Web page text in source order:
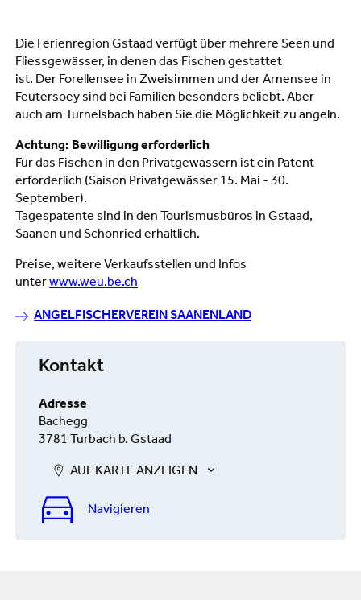
Die Ferienregion Gstaad verfügt über mehrere Seen und
Fliessgewässer, in denen das Fischen gestattet
ist. Der Forellensee in Zweisimmen und der Arnensee in
Feutersoey sind bei Familien besonders beliebt. Aber
auch am Turnelsbach haben Sie die Möglichkeit zu angeln.
Achtung: Bewilligung erforderlich
Für das Fischen in den Privatgewässern ist ein Patent
erforderlich (Saison Privatgewässer 15. Mai - 30.
September).
Tagespatente sind in den Tourismusbüros in Gstaad,
Saanen und Schönried erhältlich.
Preise, weitere Verkaufsstellen und Infos
unterwww.weu.be.ch
ANGELFISCHERVEREIN SAANENLAND
Kontakt
Adresse
Bachegg
3781 Turbach b. Gstaad
AUF KARTE ANZEIGEN
Navigieren